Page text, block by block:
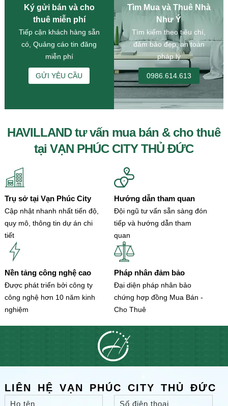
Ký gửi bán và cho
thuê miễn phí
Tiếp cận khách hàng sẵn
có, Quảng cáo tin đăng
miễn phí
GỬI YÊU CẦU
Tìm Mua và Thuê Nhà
Như Ý
Tìm kiếm theo tiêu chí,
đảm bảo đẹp, an toàn
pháp lý
0986.614.613
HAVILLAND tư vấn mua bán & cho thuê
tại VẠN PHÚC CITY THỦ ĐỨC
Trụ sở tại Vạn Phúc City
Cập nhật nhanh nhất tiến độ,
quy mô, thông tin dự án chi
tiết
Hướng dẫn tham quan
Đội ngũ tư vấn sẵn sàng đón
tiếp và hướng dẫn tham
quan
Nền tảng công nghệ cao
Được phát triển bởi công ty
công nghệ hơn 10 năm kinh
nghiệm
Pháp nhân đảm bảo
Đại diện pháp nhân bảo
chứng hợp đồng Mua Bán -
Cho Thuê
LIÊN HỆ VẠN PHÚC CITY THỦ ĐỨC